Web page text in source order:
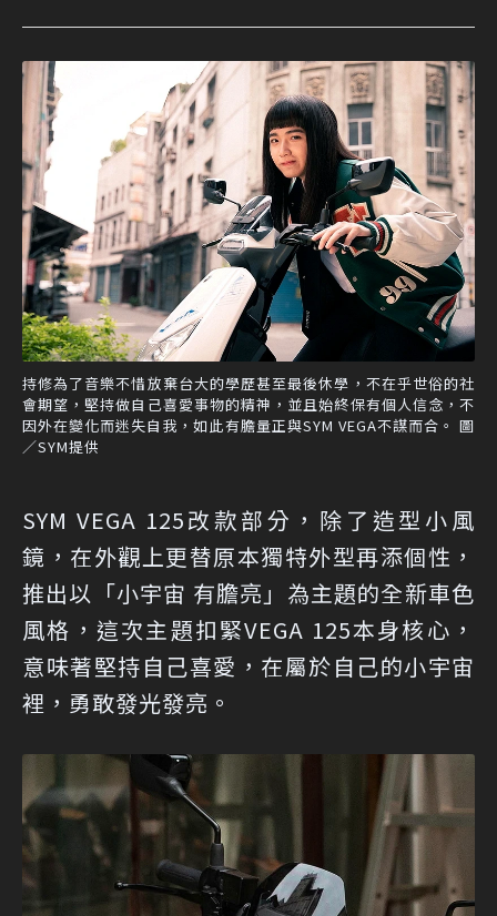
持修為了音樂不惜放棄台大的學歷甚至最後休學，不在乎世俗的社
會期望，堅持做自己喜愛事物的精神，並且始終保有個人信念，不
因外在變化而迷失自我，如此有膽量正與SYM VEGA不謀而合。 圖
／SYM提供
SYM VEGA 125改款部分，除了造型小風
鏡，在外觀上更替原本獨特外型再添個性，
推出以「小宇宙 有膽亮」為主題的全新車色
風格，這次主題扣緊VEGA 125本身核心，
意味著堅持自己喜愛，在屬於自己的小宇宙
裡，勇敢發光發亮。